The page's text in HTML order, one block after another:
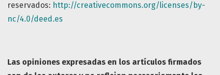
reservados: http://creativecommons.org/licenses/by-
nc/4.0/deed.es
Las opiniones expresadas en los artículos firmados